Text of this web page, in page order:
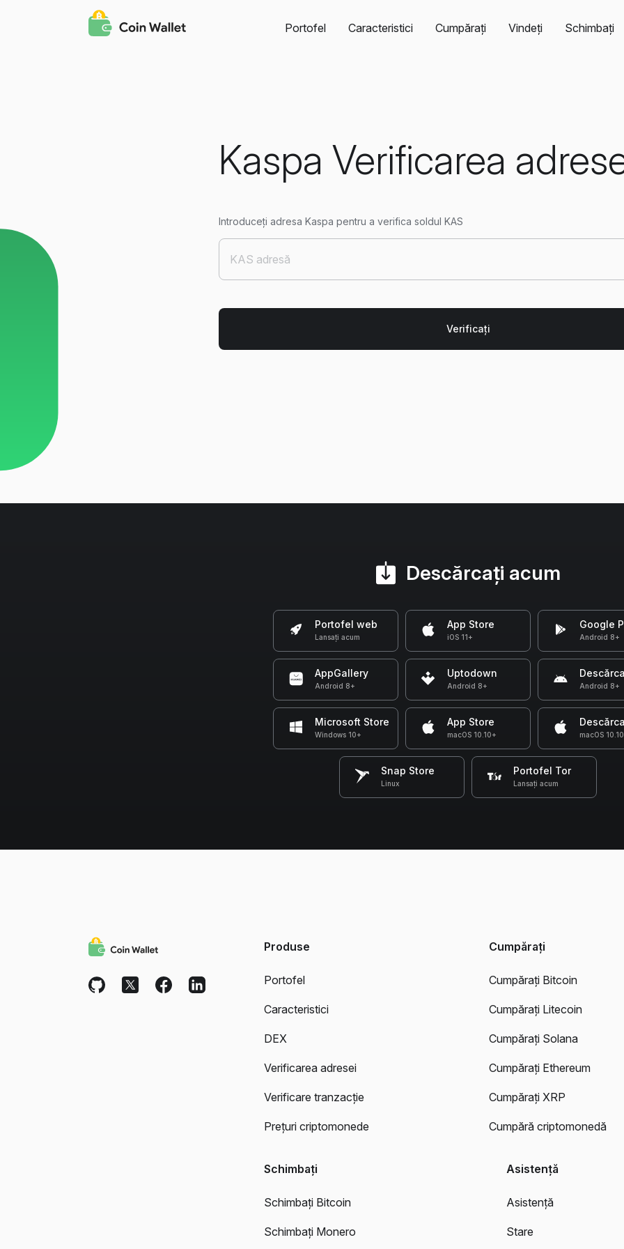
Portofel Caracteristici Cumpărați Vindeți Schimbați
Kaspa Verificarea
Introduceți adresa Kaspa pentru a verifica soldul KAS
Descărcați acum
Portofel web
Lansați acum
App Store
iOS 11+
Google
Android 8+
AppGallery
Android 8+
Uptodown
Android 8+ Android 8+
Microsoft Store
Windows 10+
App Store
macOS 10.10+ macOS
Snap Store
Linux
Portofel Tor
Lansați acum
Produse
Portofel
Caracteristici
DEX
Verificarea adresei
Verificare tranzacție
Prețuri criptomonede
Cumpărați
Cumpărați Bitcoin
Cumpărați Litecoin
Cumpărați Solana
Cumpărați Ethereum
Cumpărați XRP
Cumpără criptomonedă
Schimbați
Schimbați Bitcoin
Schimbați Monero
Asistență
Asistență
Stare